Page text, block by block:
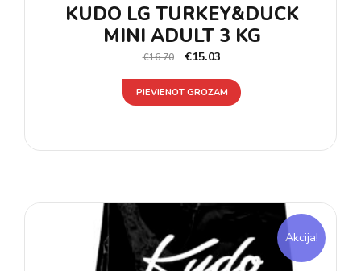
KUDO LG TURKEY&DUCK
MINI ADULT 3 KG
€16.70 €15.03
PIEVIENOT GROZAM
Akcija!